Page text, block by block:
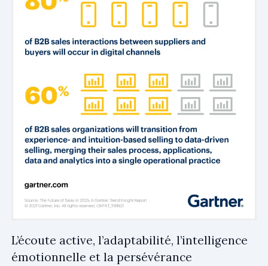
L’écoute active, l’adaptabilité, l’intelligence
émotionnelle et la persévérance